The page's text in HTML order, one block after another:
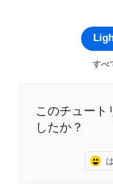
すべ
このチュート
したか？